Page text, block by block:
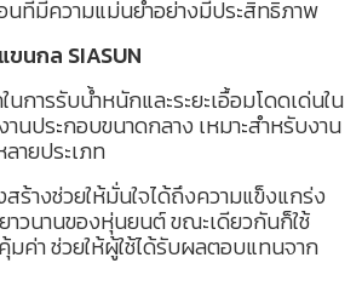
นที่มีความแม่นยำอย่างมีประสิทธิภาพ
กล SIASUN
การรับน้ำหนักและระยะเอื้อมโดดเด่นใน
นประกอบขนาดกลาง เหมาะสำหรับงาน
ายประเภท
ร้างช่วยให้มั่นใจได้ถึงความแข็งแกร่ง
าวนานของหุ่นยนต์ ขณะเดียวกันก็ใช้
มค่า ช่วยให้ผู้ใช้ได้รับผลตอบแทนจาก